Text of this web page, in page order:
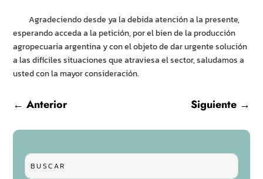
Agradeciendo desde ya la debida atención a la presente,
esperando acceda a la petición, por el bien de la producción
agropecuaria argentina y con el objeto de dar urgente solución
a las difíciles situaciones que atraviesa el sector, saludamos a
usted con la mayor consideración.
←Anterior Siguiente→